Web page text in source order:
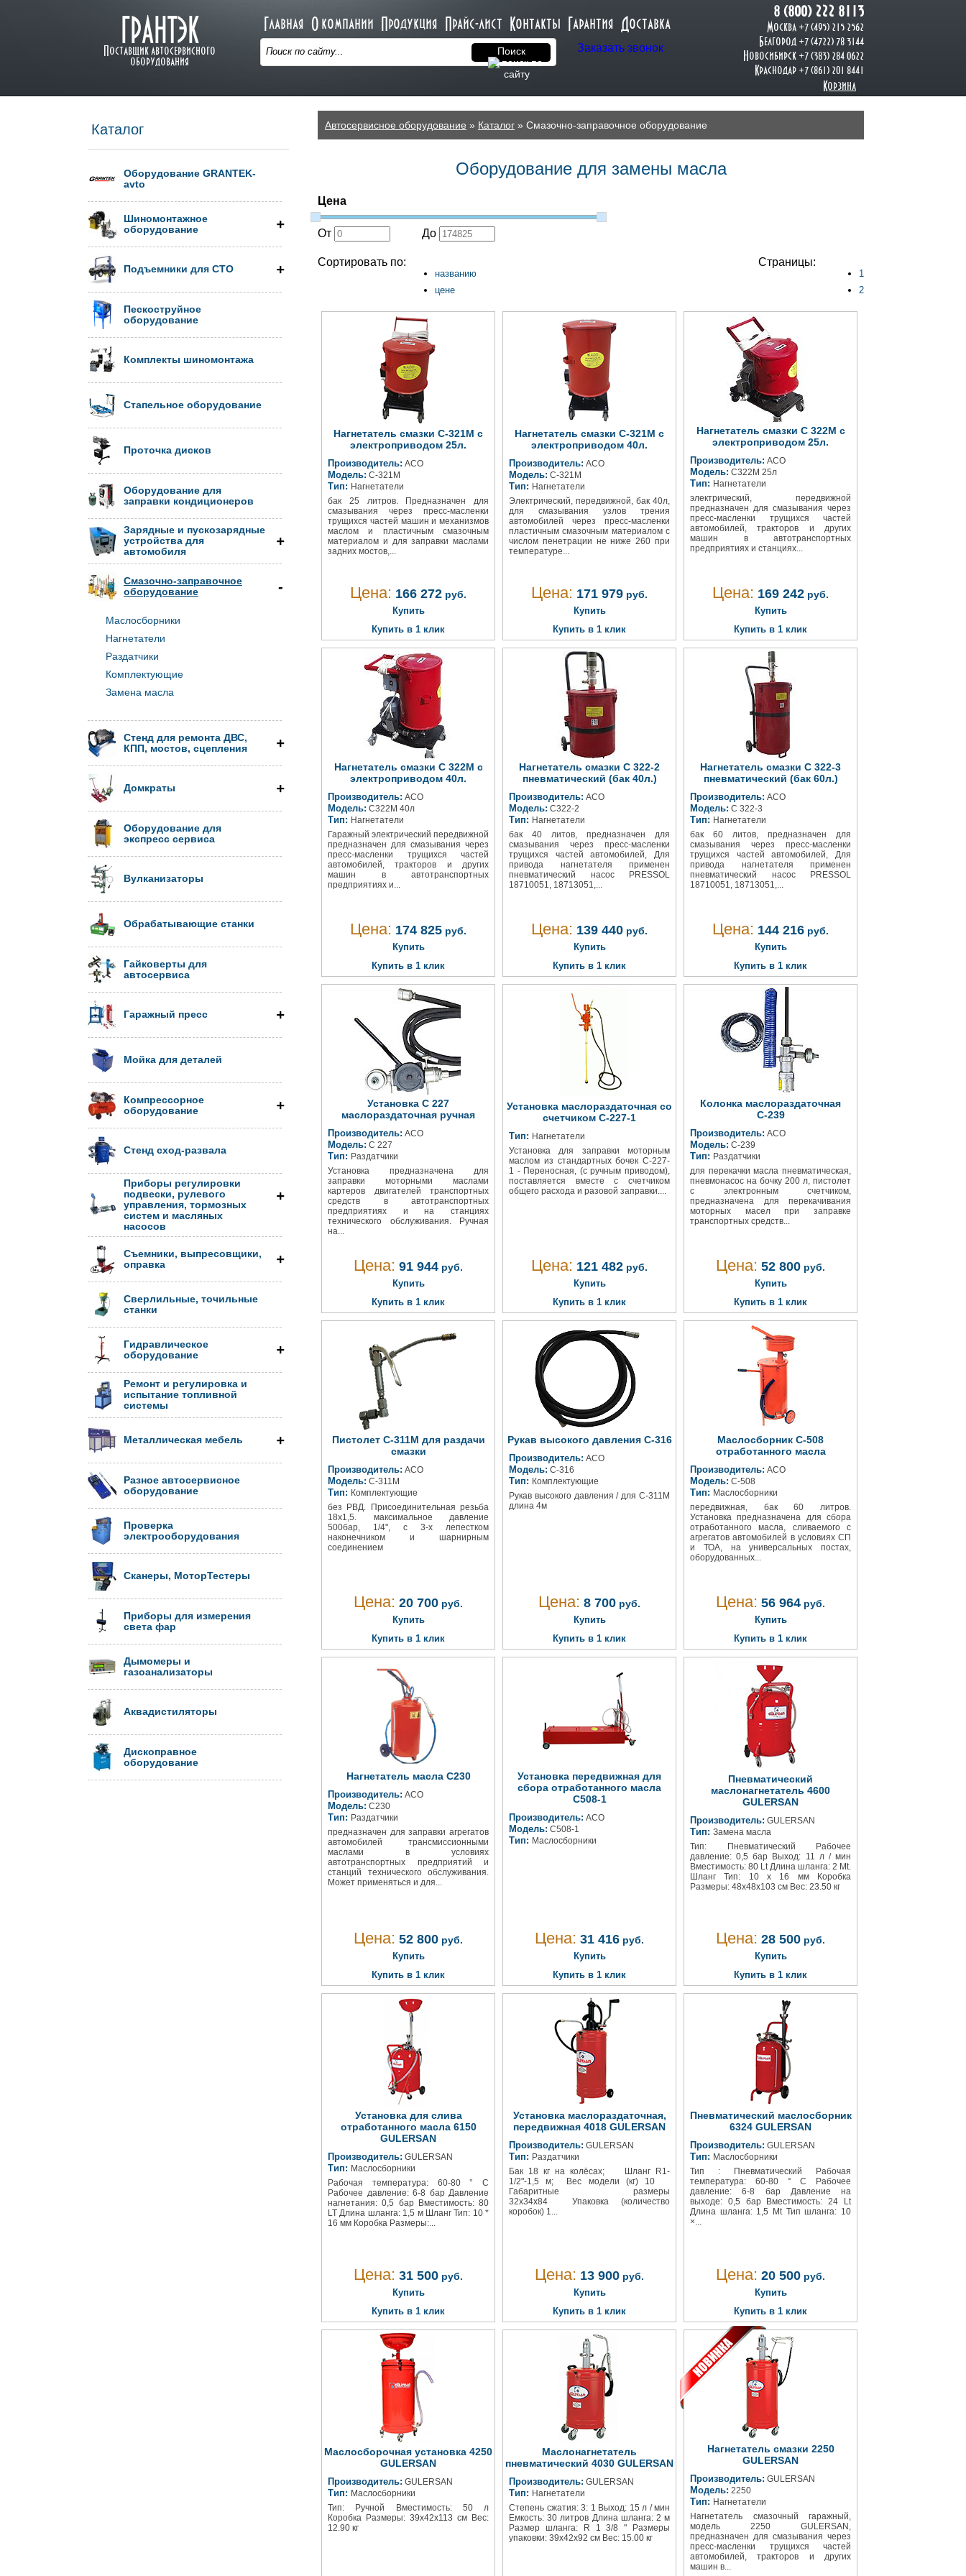
ГРАНТЭК
Поставщик автосервисного
оборудования
Главная О компании Продукция Прайс-лист Контакты Гарантия Доставка
Поиск Заказать звонок
8 (800) 222 8113
Москва +7 (495) 215 2562
Белгород +7 (4722) 78 3144
Новосибирск +7 (383) 284 0622
Краснодар +7 (861) 201 8441
Корзина
Автосервисное оборудование » Каталог » Смазочно-заправочное оборудование
Оборудование для замены масла
Цена
От До
Сортировать по:
названию
цене
Страницы:
1
2
Нагнетатель смазки С-321М с
электроприводом 25л.
Производитель: АСО
Модель: С-321М
Тип: Нагнетатели
бак 25 литров. Предназначен для
смазывания через пресс-масленки
трущихся частей машин и механизмов
маслом и пластичным смазочным
материалом и для заправки маслами
задних мостов,...
Цена: 166 272 руб.
Купить
Купить в 1 клик
Нагнетатель смазки С-321М с
электроприводом 40л.
Производитель: АСО
Модель: С-321М
Тип: Нагнетатели
Электрический, передвижной, бак 40л,
для смазывания узлов трения
автомобилей через пресс-масленки
пластичным смазочным материалом с
числом пенетрации не ниже 260 при
температуре...
Цена: 171 979 руб.
Купить
Купить в 1 клик
Нагнетатель смазки С 322М с
электроприводом 25л.
Производитель: АСО
Модель: С322М 25л
Тип: Нагнетатели
электрический, передвижной
предназначен для смазывания через
пресс-масленки трущихся частей
автомобилей, тракторов и других
машин в автотранспортных
предприятиях и станциях...
Цена: 169 242 руб.
Купить
Купить в 1 клик
Нагнетатель смазки С 322М с
электроприводом 40л.
Производитель: АСО
Модель: С322М 40л
Тип: Нагнетатели
Гаражный электрический передвижной
предназначен для смазывания через
пресс-масленки трущихся частей
автомобилей, тракторов и других
машин в автотранспортных
предприятиях и...
Цена: 174 825 руб.
Купить
Купить в 1 клик
Нагнетатель смазки С 322-2
пневматический (бак 40л.)
Производитель: АСО
Модель: С322-2
Тип: Нагнетатели
бак 40 литов, предназначен для
смазывания через пресс-масленки
трущихся частей автомобилей, Для
привода нагнетателя применен
пневматический насос PRESSOL
18710051, 18713051,...
Цена: 139 440 руб.
Купить
Купить в 1 клик
Нагнетатель смазки С 322-3
пневматический (бак 60л.)
Производитель: АСО
Модель: С 322-3
Тип: Нагнетатели
бак 60 литов, предназначен для
смазывания через пресс-масленки
трущихся частей автомобилей, Для
привода нагнетателя применен
пневматический насос PRESSOL
18710051, 18713051,...
Цена: 144 216 руб.
Купить
Купить в 1 клик
Установка С 227
маслораздаточная ручная
Производитель: АСО
Модель: С 227
Тип: Раздатчики
Установка предназначена для
заправки моторными маслами
картеров двигателей транспортных
средств в автотранспортных
предприятиях и на станциях
технического обслуживания. Ручная
на...
Цена: 91 944 руб.
Купить
Купить в 1 клик
Установка маслораздаточная со
счетчиком С-227-1
Тип: Нагнетатели
Установка для заправки моторным
маслом из стандартных бочек С-227-
1 - Переносная, (с ручным приводом),
поставляется вместе с счетчиком
общего расхода и разовой заправки....
Цена: 121 482 руб.
Купить
Купить в 1 клик
Колонка маслораздаточная
С-239
Производитель: АСО
Модель: С-239
Тип: Раздатчики
для перекачки масла пневматическая,
пневмонасос на бочку 200 л, пистолет
с электронным счетчиком,
предназначена для перекачивания
моторных масел при заправке
транспортных средств...
Цена: 52 800 руб.
Купить
Купить в 1 клик
Пистолет С-311М для раздачи
смазки
Производитель: АСО
Модель: С-311М
Тип: Комплектующие
без РВД. Присоединительная резьба
18х1,5. максимальное давление
500бар, 1/4", с 3-х лепестком
наконечником и шарнирным
соединением
Цена: 20 700 руб.
Купить
Купить в 1 клик
Рукав высокого давления С-316
Производитель: АСО
Модель: С-316
Тип: Комплектующие
Рукав высокого давления / для С-311М
длина 4м
Цена: 8 700 руб.
Купить
Купить в 1 клик
Маслосборник С-508
отработанного масла
Производитель: АСО
Модель: С-508
Тип: Маслосборники
передвижная, бак 60 литров.
Установка предназначена для сбора
отработанного масла, сливаемого с
агрегатов автомобилей в условиях СП
и ТОА, на универсальных постах,
оборудованных...
Цена: 56 964 руб.
Купить
Купить в 1 клик
Нагнетатель масла С230
Производитель: АСО
Модель: С230
Тип: Раздатчики
предназначен для заправки агрегатов
автомобилей трансмиссионными
маслами в условиях
автотранспортных предприятий и
станций технического обслуживания.
Может применяться и для...
Цена: 52 800 руб.
Купить
Купить в 1 клик
Установка передвижная для
сбора отработанного масла
С508-1
Производитель: АСО
Модель: С508-1
Тип: Маслосборники
Цена: 31 416 руб.
Купить
Купить в 1 клик
Пневматический
маслонагнетатель 4600
GULERSAN
Производитель: GULERSAN
Тип: Замена масла
Тип: Пневматический Рабочее
давление: 0,5 бар Выход: 11 л / мин
Вместимость: 80 Lt Длина шланга: 2 Mt.
Шланг Тип: 10 х 16 мм Коробка
Размеры: 48x48x103 см Вес: 23.50 кг
Цена: 28 500 руб.
Купить
Купить в 1 клик
Установка для слива
отработанного масла 6150
GULERSAN
Производитель: GULERSAN
Тип: Маслосборники
Рабочая температура: 60-80 ° C
Рабочее давление: 6-8 бар Давление
нагнетания: 0,5 бар Вместимость: 80
LT Длина шланга: 1,5 м Шланг Тип: 10 *
16 мм Коробка Размеры:...
Цена: 31 500 руб.
Купить
Купить в 1 клик
Установка маслораздаточная,
передвижная 4018 GULERSAN
Производитель: GULERSAN
Тип: Раздатчики
Бак 18 кг на колёсах; Шланг R1-
1/2"-1,5 м; Вес модели (кг) 10
Габаритные размеры
32х34х84 Упаковка (количество
коробок) 1...
Цена: 13 900 руб.
Купить
Купить в 1 клик
Пневматический маслосборник
6324 GULERSAN
Производитель: GULERSAN
Тип: Маслосборники
Тип : Пневматический Рабочая
температура: 60-80 ° C Рабочее
давление: 6-8 бар Давление на
выходе: 0,5 бар Вместимость: 24 Lt
Длина шланга: 1,5 Mt Тип шланга: 10
×...
Цена: 20 500 руб.
Купить
Купить в 1 клик
Маслосборочная установка 4250
GULERSAN
Производитель: GULERSAN
Тип: Маслосборники
Тип: Ручной Вместимость: 50 л
Коробка Размеры: 39x42x113 см Вес:
12.90 кг
Маслонагнетатель
пневматический 4030 GULERSAN
Производитель: GULERSAN
Тип: Нагнетатели
Степень сжатия: 3: 1 Выход: 15 л / мин
Емкость: 30 литров Длина шланга: 2 м
Размер шланга: R 1 3/8 " Размеры
упаковки: 39x42x92 см Вес: 15.00 кг
Нагнетатель смазки 2250
GULERSAN
Производитель: GULERSAN
Модель: 2250
Тип: Нагнетатели
Нагнетатель смазочный гаражный,
модель 2250 GULERSAN,
предназначен для смазывания через
пресс-масленки трущихся частей
автомобилей, тракторов и других
машин в...
Каталог
Оборудование GRANTEK-
avto
Шиномонтажное
оборудование
Подъемники для СТО
Пескоструйное
оборудование
Комплекты шиномонтажа
Стапельное оборудование
Проточка дисков
Оборудование для
заправки кондиционеров
Зарядные и пускозарядные
устройства для
автомобиля
Смазочно-заправочное
оборудование
Маслосборники
Нагнетатели
Раздатчики
Комплектующие
Замена масла
Стенд для ремонта ДВС,
КПП, мостов, сцепления
Домкраты
Оборудование для
экспресс сервиса
Вулканизаторы
Обрабатывающие станки
Гайковерты для
автосервиса
Гаражный пресс
Мойка для деталей
Компрессорное
оборудование
Стенд сход-развала
Приборы регулировки
подвески, рулевого
управления, тормозных
систем и масляных
насосов
Съемники, выпресовщики,
оправка
Сверлильные, точильные
станки
Гидравлическое
оборудование
Ремонт и регулировка и
испытание топливной
системы
Металлическая мебель
Разное автосервисное
оборудование
Проверка
электрооборудования
Сканеры, МоторТестеры
Приборы для измерения
света фар
Дымомеры и
газоанализаторы
Аквадистиляторы
Дископравное
оборудование